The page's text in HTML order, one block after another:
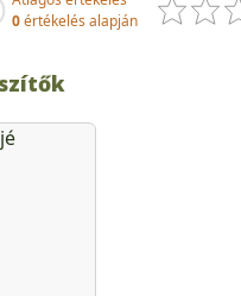
0értékelés alapján